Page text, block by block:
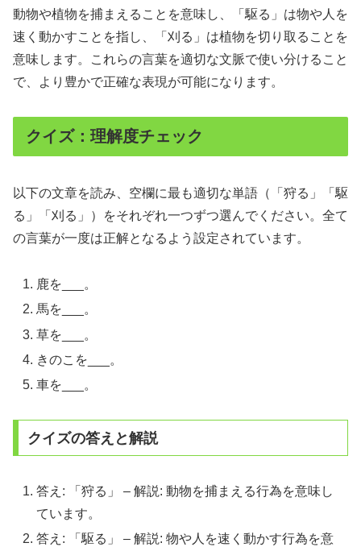
動物や植物を捕まえることを意味し、「駆る」は物や人を
速く動かすことを指し、「刈る」は植物を切り取ることを
意味します。これらの言葉を適切な文脈で使い分けること
で、より豊かで正確な表現が可能になります。
クイズ：理解度チェック
以下の文章を読み、空欄に最も適切な単語（「狩る」「駆
る」「刈る」）をそれぞれ一つずつ選んでください。全て
の言葉が一度は正解となるよう設定されています。
鹿を___。
馬を___。
草を___。
きのこを___。
車を___。
クイズの答えと解説
答え: 「狩る」 – 解説: 動物を捕まえる行為を意味し
ています。
答え: 「駆る」 – 解説: 物や人を速く動かす行為を意